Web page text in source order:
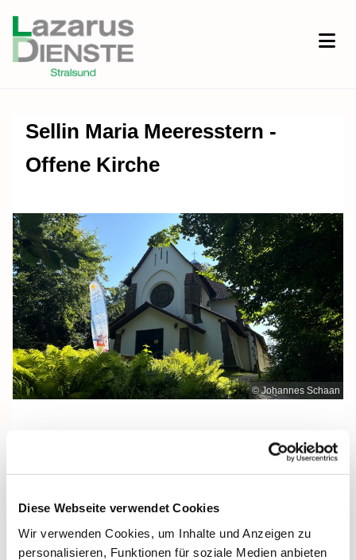
Diese Webseite verwendet Cookies
Wir verwenden Cookies, um Inhalte und Anzeigen zu
personalisieren, Funktionen für soziale Medien anbieten
Sellin Maria Meeresstern -
Offene Kirche
© Johannes Schaan
Samstag, 18. Juli 2026, 12:00 Uhr
Maria Meeresstern, Sellin, Hochufer /
Waldweg, 18586 Sellin